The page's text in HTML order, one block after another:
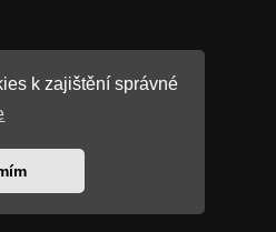
k zajištění správné